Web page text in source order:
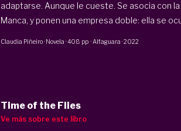
adaptarse. Aunque le cueste. Se asocia con
Manca, y ponen una empresa doble: ella se
Claudia Piñeiro · Novela ·408 pp· Alfaguara ·2022
Time of the Flies
Ve más sobre este libro